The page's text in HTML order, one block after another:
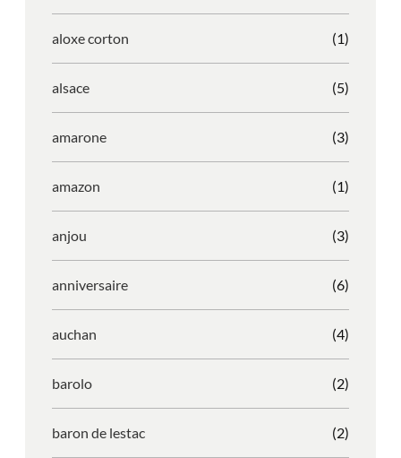
aloxe corton (1)
alsace (5)
amarone (3)
amazon (1)
anjou (3)
anniversaire (6)
auchan (4)
barolo (2)
baron de lestac (2)